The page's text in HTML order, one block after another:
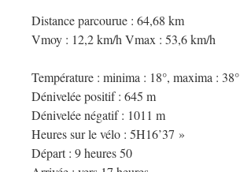
Distance parcourue : 64,68 km
Vmoy : 12,2 km/h Vmax : 53,6 km/h
Température : minima : 18°, maxima : 38°
Dénivelée positif : 645 m
Dénivelée négatif : 1011 m
Heures sur le vélo : 5H16’37 »
Départ : 9 heures 50